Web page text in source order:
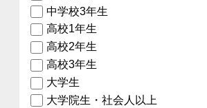
中学校3年生
高校1年生
高校2年生
高校3年生
大学生
大学院生・社会人以上